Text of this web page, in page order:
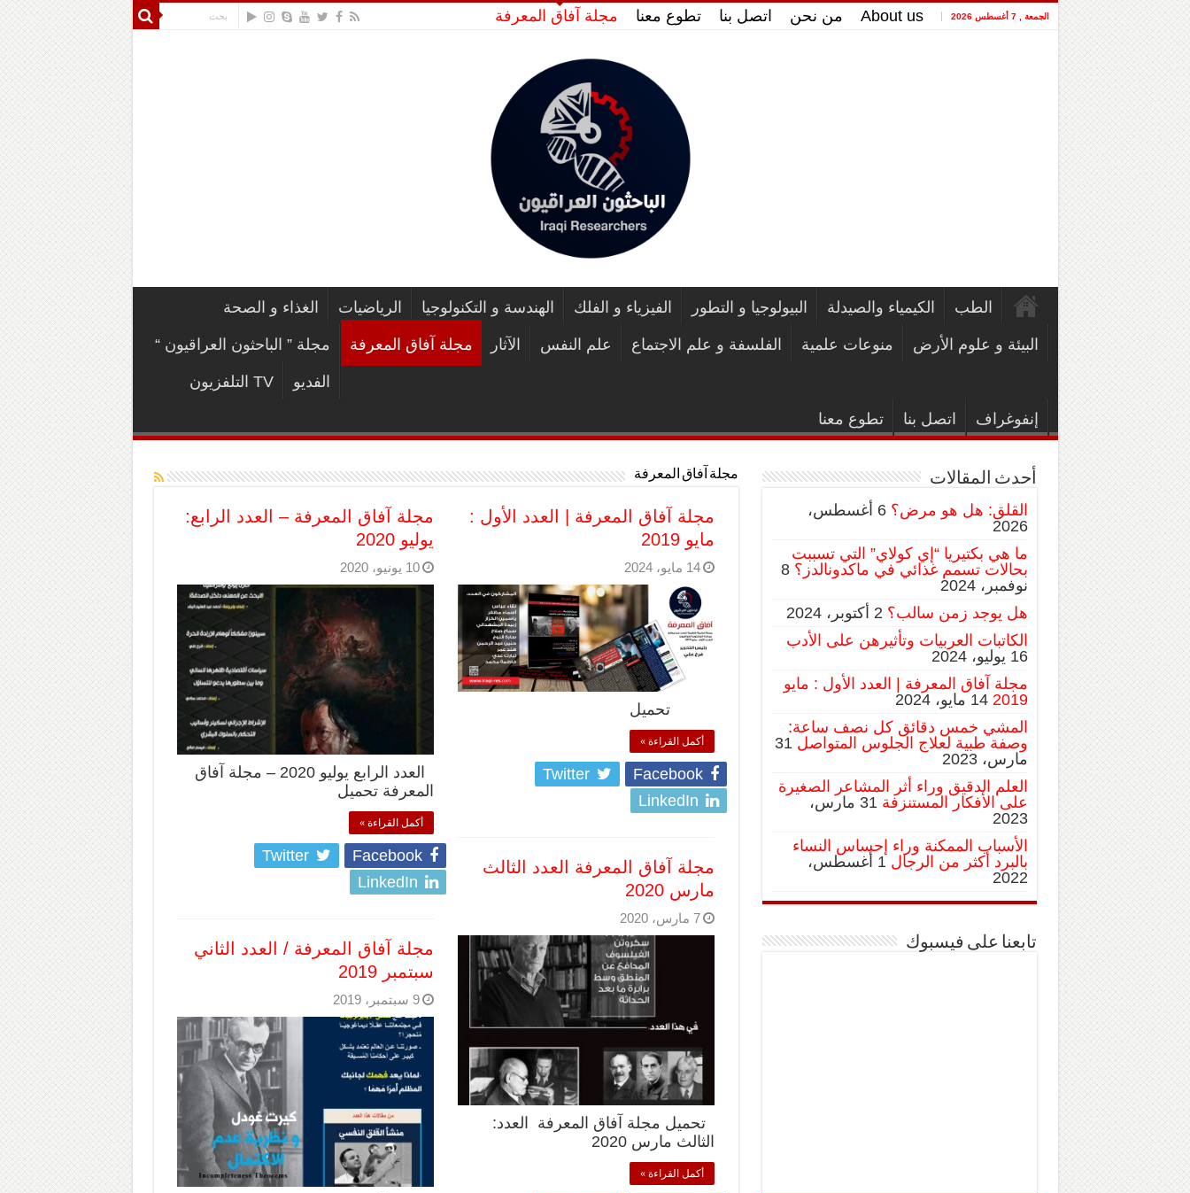
الجمعة , 7 أغسطس 2026 About us من نحن اتصل بنا تطوع معنا مجلة آفاق المعرفة
الطب الكيمياء والصيدلة البيولوجيا و التطور الفيزياء و الفلك الهندسة و التكنولوجيا الرياضيات الغذاء و الصحة
البيئة و علوم الأرض منوعات علمية الفلسفة و علم الاجتماع علم النفس الآثار مجلة آفاق المعرفة مجلة ” الباحثون العراقيون “
الفديو TV التلفزيون
إنفوغراف اتصل بنا تطوع معنا
مجلة آفاق المعرفة
مجلة آفاق المعرفة | العدد الأول :
مايو 2019
14 مايو، 2024
تحميل
أكمل القراءة »
Facebook
Twitter
LinkedIn
مجلة آفاق المعرفة – العدد الرابع:
يوليو 2020
10 يونيو، 2020
العدد الرابع يوليو 2020 – مجلة آفاق
المعرفة تحميل
أكمل القراءة »
Facebook
Twitter
LinkedIn
مجلة آفاق المعرفة العدد الثالث
مارس 2020
7 مارس، 2020
تحميل مجلة آفاق المعرفة العدد:
الثالث مارس 2020
أكمل القراءة »
مجلة آفاق المعرفة / العدد الثاني
سبتمبر 2019
9 سبتمبر، 2019
أحدث المقالات
القلق: هل هو مرض؟
6 أغسطس،
2026
ما هي بكتيريا “إي كولاي” التي تسببت
بحالات تسمم غذائي في ماكدونالدز؟ 8
نوفمبر، 2024
هل يوجد زمن سالب؟ 2 أكتوبر، 2024
الكاتبات العربيات وتأثيرهن على الأدب
16 يوليو، 2024
مجلة آفاق المعرفة | العدد الأول : مايو
2019 14 مايو، 2024
المشي خمس دقائق كل نصف ساعة:
وصفة طبية لعلاج الجلوس المتواصل 31
مارس، 2023
العلم الدقيق وراء أثر المشاعر الصغيرة
على الأفكار المستنزفة
31 مارس،
2023
الأسباب الممكنة وراء إحساس النساء
بالبرد أكثر من الرجال
1 أغسطس،
2022
تابعنا على فيسبوك